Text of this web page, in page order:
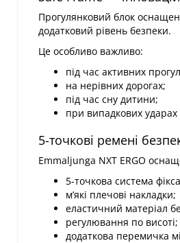
Прогулянковий блок
додатковий рівень безпеки.
Це особливо важливо:
під час активних
на нерівних дорогах;
під час сну дитини;
при випадкових ударах
5-точкові ремені
Emmaljunga NXT ERGO
5-точкова система
м’які плечові накладки;
еластичний матеріал
регулювання по висоті;
додаткова перемичка